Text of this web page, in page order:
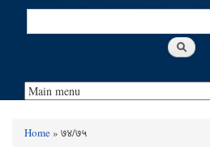
Search
Home» ७४/७५